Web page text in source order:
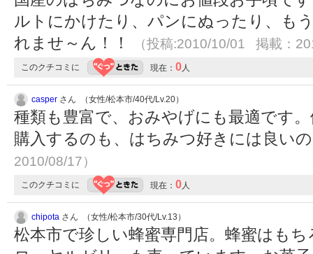
ルトにかけたり、パンにぬったり、も
れませ～ん！！
（投稿:2010/10/01 掲載：
このクチコミに 現在： 0 人
casper さん （女性/松本市/40代/Lv.20）
種類も豊富で、おみやげにも最適です
購入するのも、はちみつ好きには良い
2010/08/17）
このクチコミに 現在： 0 人
chipota さん （女性/松本市/30代/Lv.13）
松本市で珍しい蜂蜜専門店。蜂蜜はも